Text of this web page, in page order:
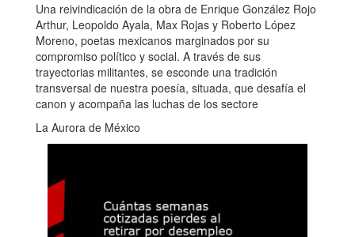
Una reivindicación de la obra de Enrique González Rojo
Arthur, Leopoldo Ayala, Max Rojas y Roberto López
Moreno, poetas mexicanos marginados por su
compromiso político y social. A través de sus
trayectorias militantes, se esconde una tradición
transversal de nuestra poesía, situada, que desafía el
canon y acompaña las luchas de los sectore
La Aurora de México